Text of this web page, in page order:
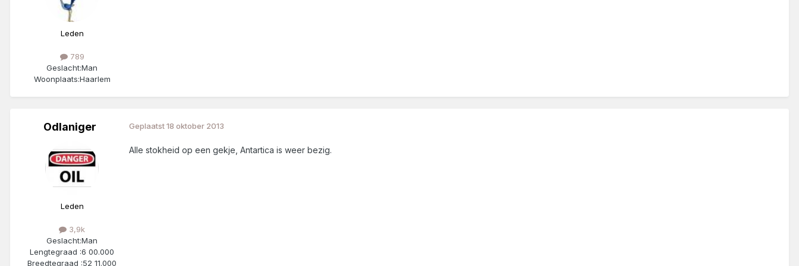
Leden
789
Geslacht:Man
Woonplaats:Haarlem
Odlaniger
Leden
3,9k
Geslacht:Man
Lengtegraad :6 00.000
Breedtegraad :52 11.000
Geplaatst18 oktober 2013
Alle stokheid op een gekje, Antartica is weer bezig.